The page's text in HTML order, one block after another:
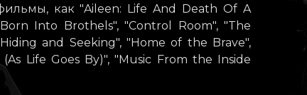
как "Aileen: Life And Death Of A
Into Brothels", "Control Room", "The
and Seeking", "Home of the Brave",
Life Goes By)", "Music From the Inside